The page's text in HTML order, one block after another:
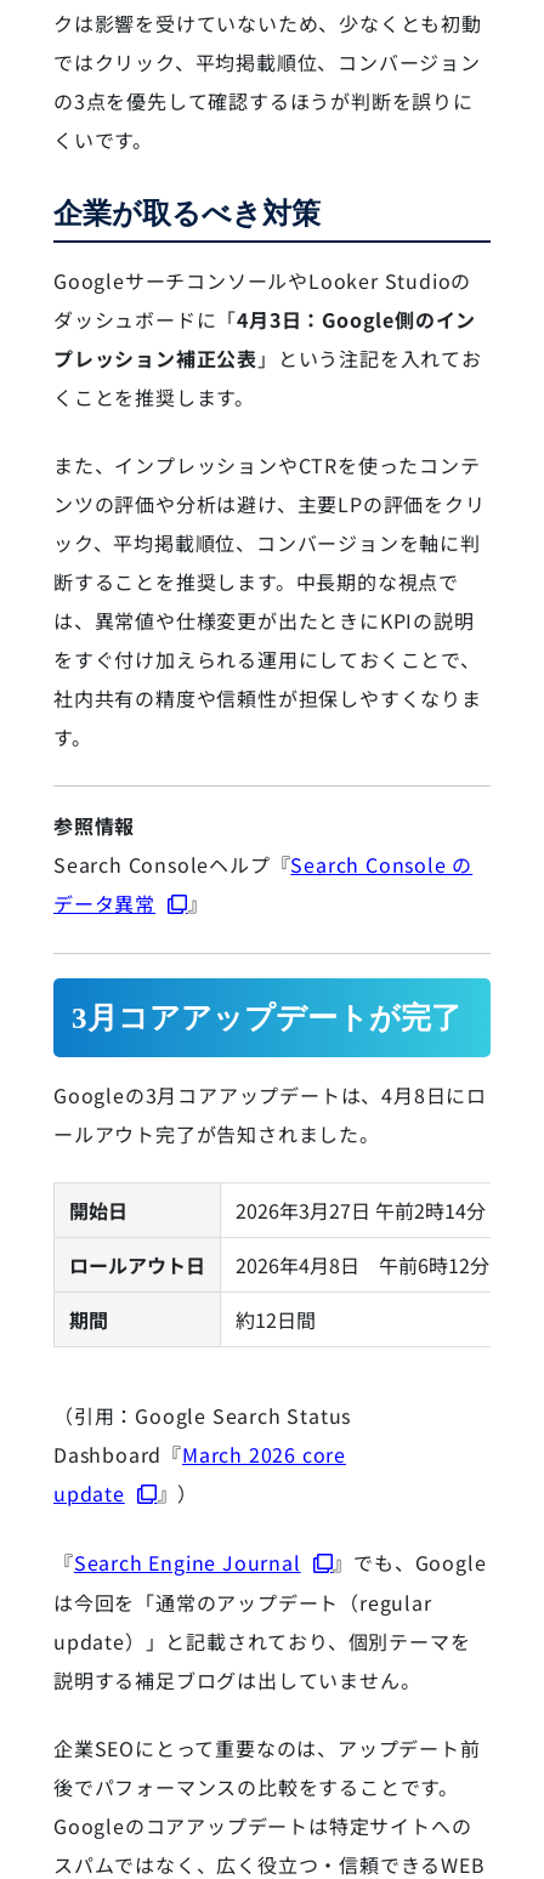
クは影響を受けていないため、少なくとも初動
ではクリック、平均掲載順位、コンバージョン
の3点を優先して確認するほうが判断を誤りに
くいです。
企業が取るべき対策
GoogleサーチコンソールやLooker Studioの
ダッシュボードに「4月3日：Google側のイン
プレッション補正公表 」という注記を入れてお
くことを推奨します。
また、インプレッションやCTRを使ったコンテ
ンツの評価や分析は避け、主要LPの評価をクリ
ック、平均掲載順位、コンバージョンを軸に判
断することを推奨します。中長期的な視点で
は、異常値や仕様変更が出たときにKPIの説明
をすぐ付け加えられる運用にしておくことで、
社内共有の精度や信頼性が担保しやすくなりま
す。
参照情報
Search Consoleヘルプ『Search Console の
データ異常
』
3月コアアップデートが完了
Googleの3月コアアップデートは、4月8日にロ
ールアウト完了が告知されました。
開始日
2026年3月27日 午前2時14分
ロールアウト日
2026年4月8日 午前6時12分
期間
約12日間
（引用：Google Search Status
Dashboard『March 2026 core
update
』）
『Search Engine Journal
』でも、Google
は今回を「通常のアップデート（regular
update）」と記載されており、個別テーマを
説明する補足ブログは出していません。
企業SEOにとって重要なのは、アップデート前
後でパフォーマンスの比較をすることです。
Googleのコアアップデートは特定サイトへの
スパムではなく、広く役立つ・信頼できるWEB